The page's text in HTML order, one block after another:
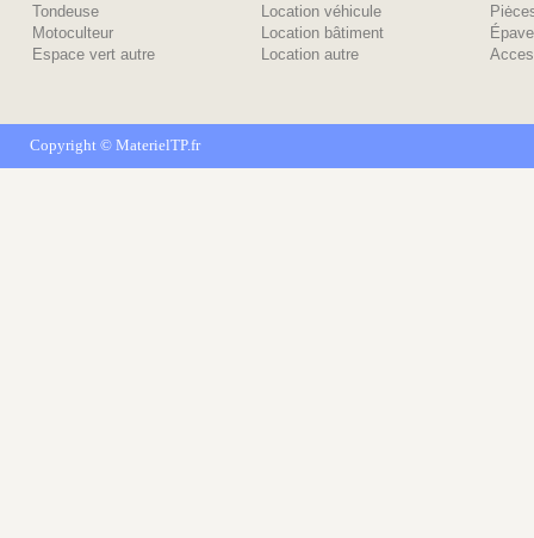
Tondeuse
Motoculteur
Espace vert autre
Location véhicule
Location bâtiment
Location autre
Épave
Copyright © MaterielTP.fr